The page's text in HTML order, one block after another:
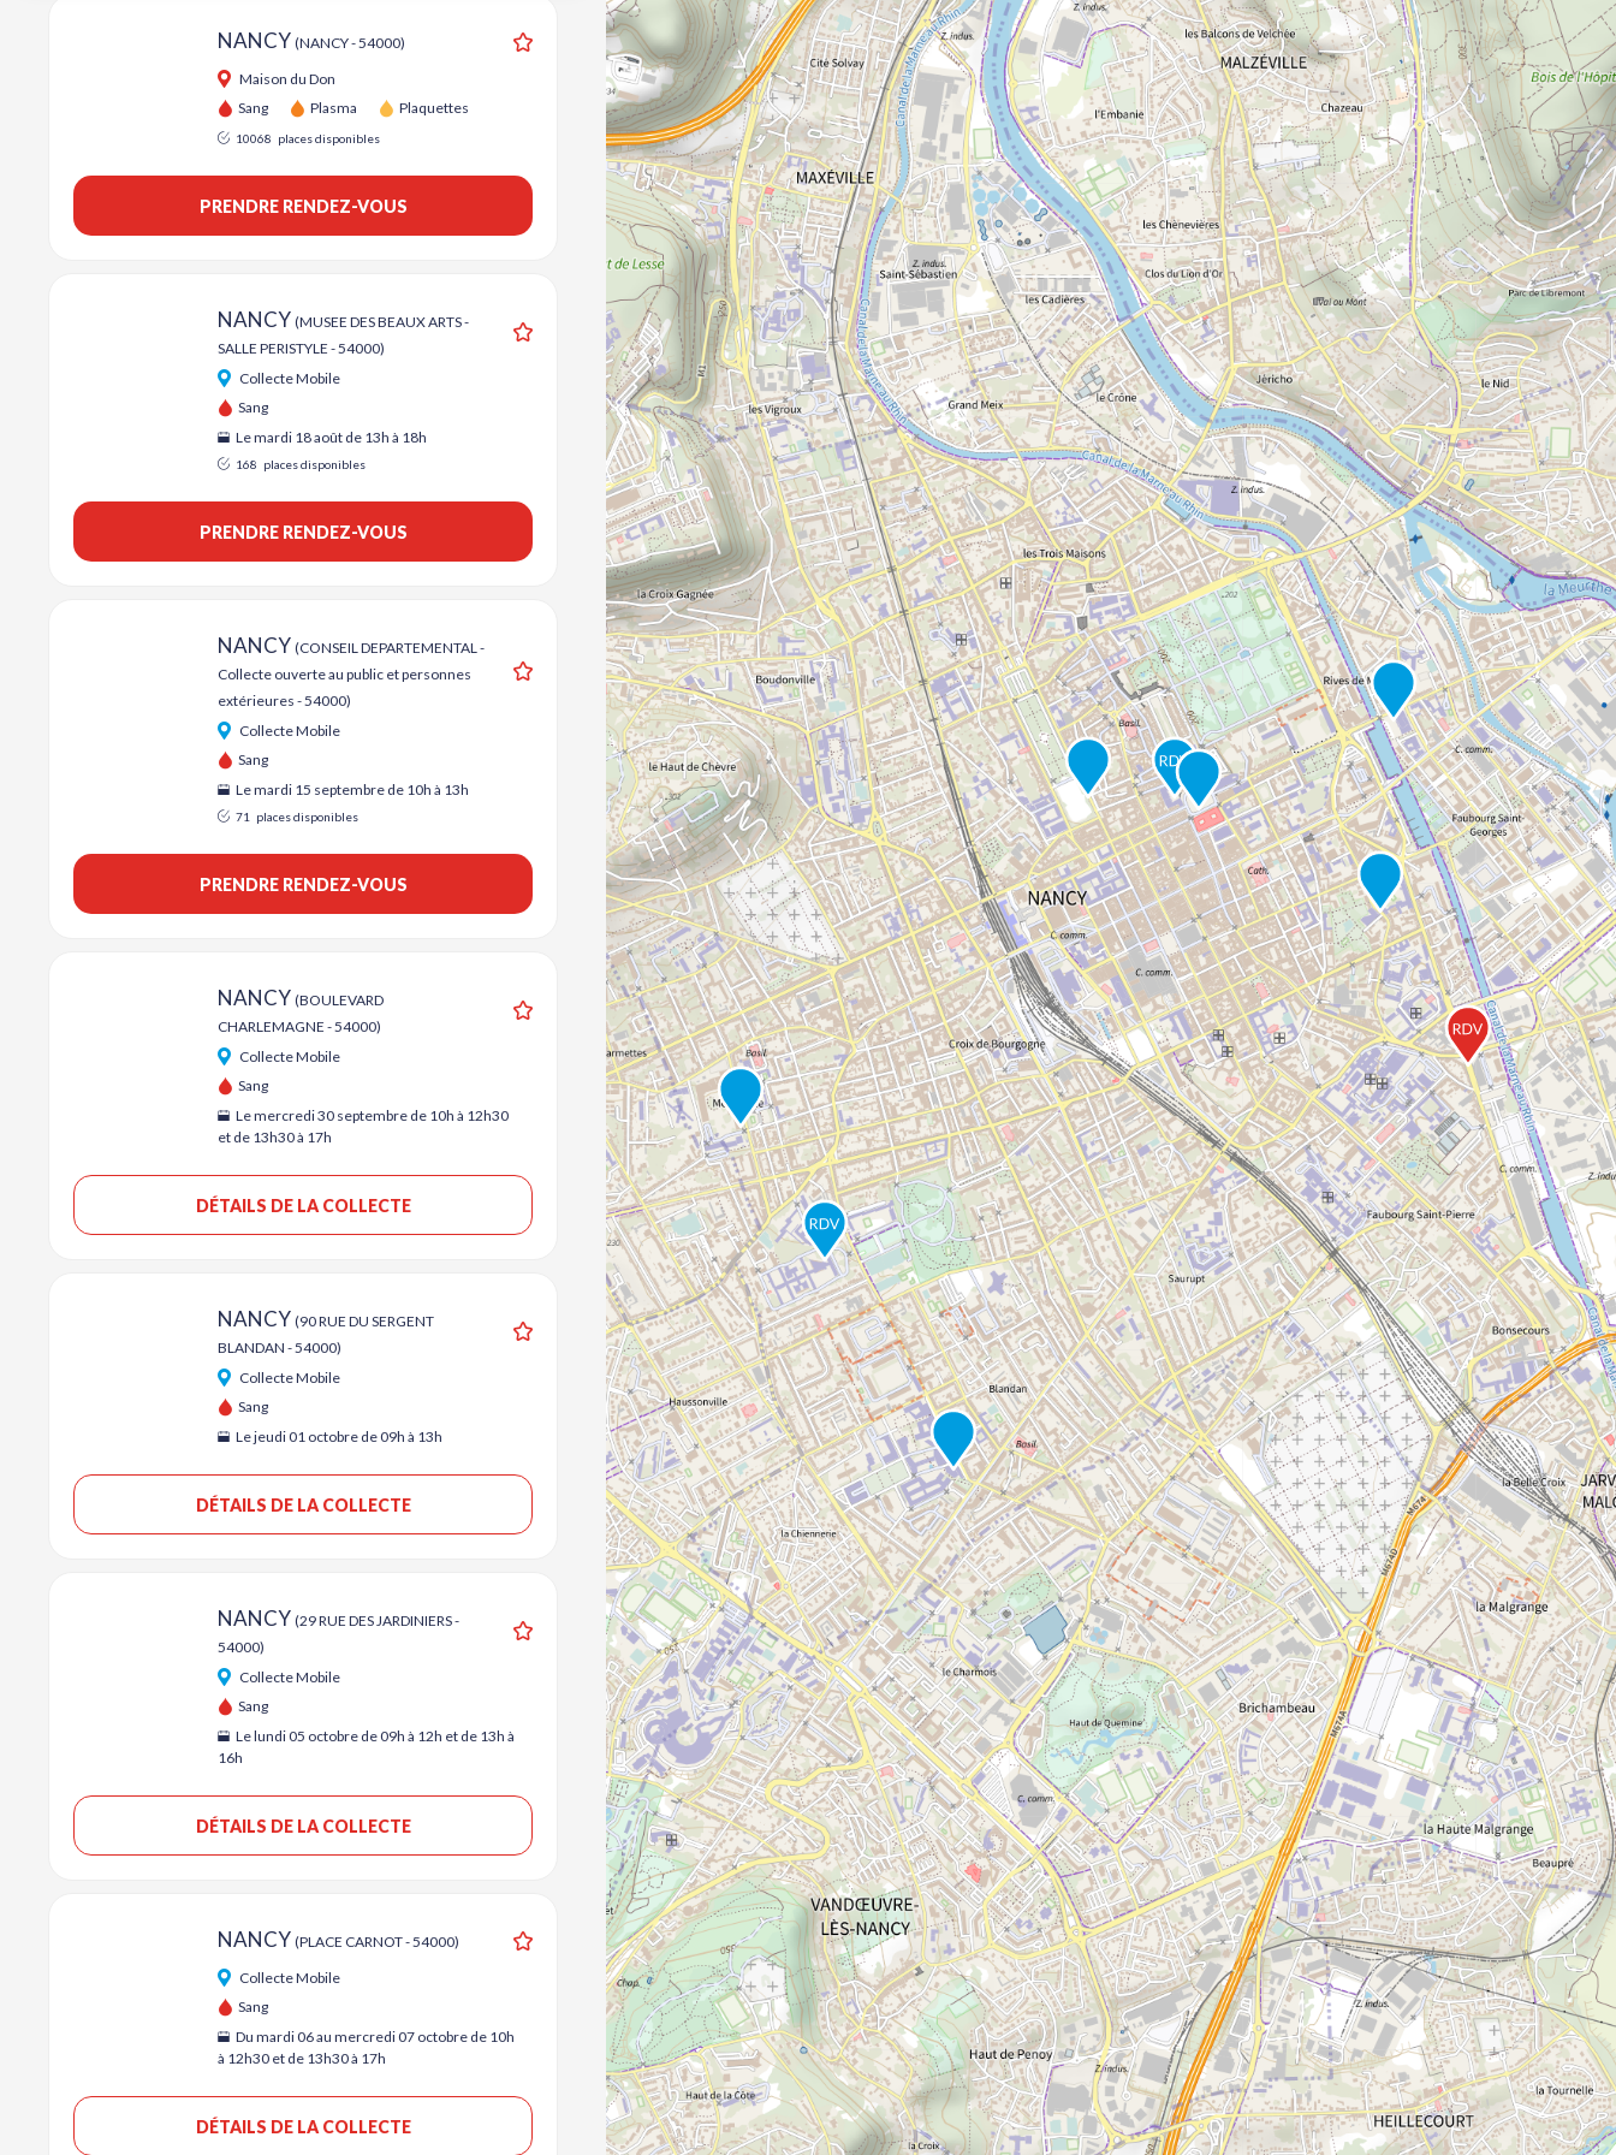
NANCY (NANCY - 54000)
Ajouter aux favoris
Maison du Don
Sang
Plasma Plaquettes
10068 places disponibles
PRENDRE RENDEZ-VOUS
NANCY (MUSEE DES BEAUX ARTS -
SALLE PERISTYLE - 54000)
Ajouter aux favoris
Collecte Mobile
Sang
Le mardi 18 août de 13h à 18h
168 places disponibles
PRENDRE RENDEZ-VOUS
NANCY (CONSEIL DEPARTEMENTAL -
Collecte ouverte au public et personnes
extérieures - 54000)
Ajouter aux favoris
Collecte Mobile
Sang
Le mardi 15 septembre de 10h à 13h
71 places disponibles
PRENDRE RENDEZ-VOUS
NANCY (BOULEVARD
CHARLEMAGNE - 54000)
Ajouter aux favoris
Collecte Mobile
Sang
Le mercredi 30 septembre de 10h à 12h30
et de 13h30 à 17h
DÉTAILS DE LA COLLECTE
NANCY (90 RUE DU SERGENT
BLANDAN - 54000)
Ajouter aux favoris
Collecte Mobile
Sang
Le jeudi 01 octobre de 09h à 13h
DÉTAILS DE LA COLLECTE
NANCY (29 RUE DES JARDINIERS -
54000)
Ajouter aux favoris
Collecte Mobile
Sang
Le lundi 05 octobre de 09h à 12h et de 13h à
16h
DÉTAILS DE LA COLLECTE
NANCY (PLACE CARNOT - 54000)
Ajouter aux favoris
Collecte Mobile
Sang
Du mardi 06 au mercredi 07 octobre de 10h
à 12h30 et de 13h30 à 17h
DÉTAILS DE LA COLLECTE